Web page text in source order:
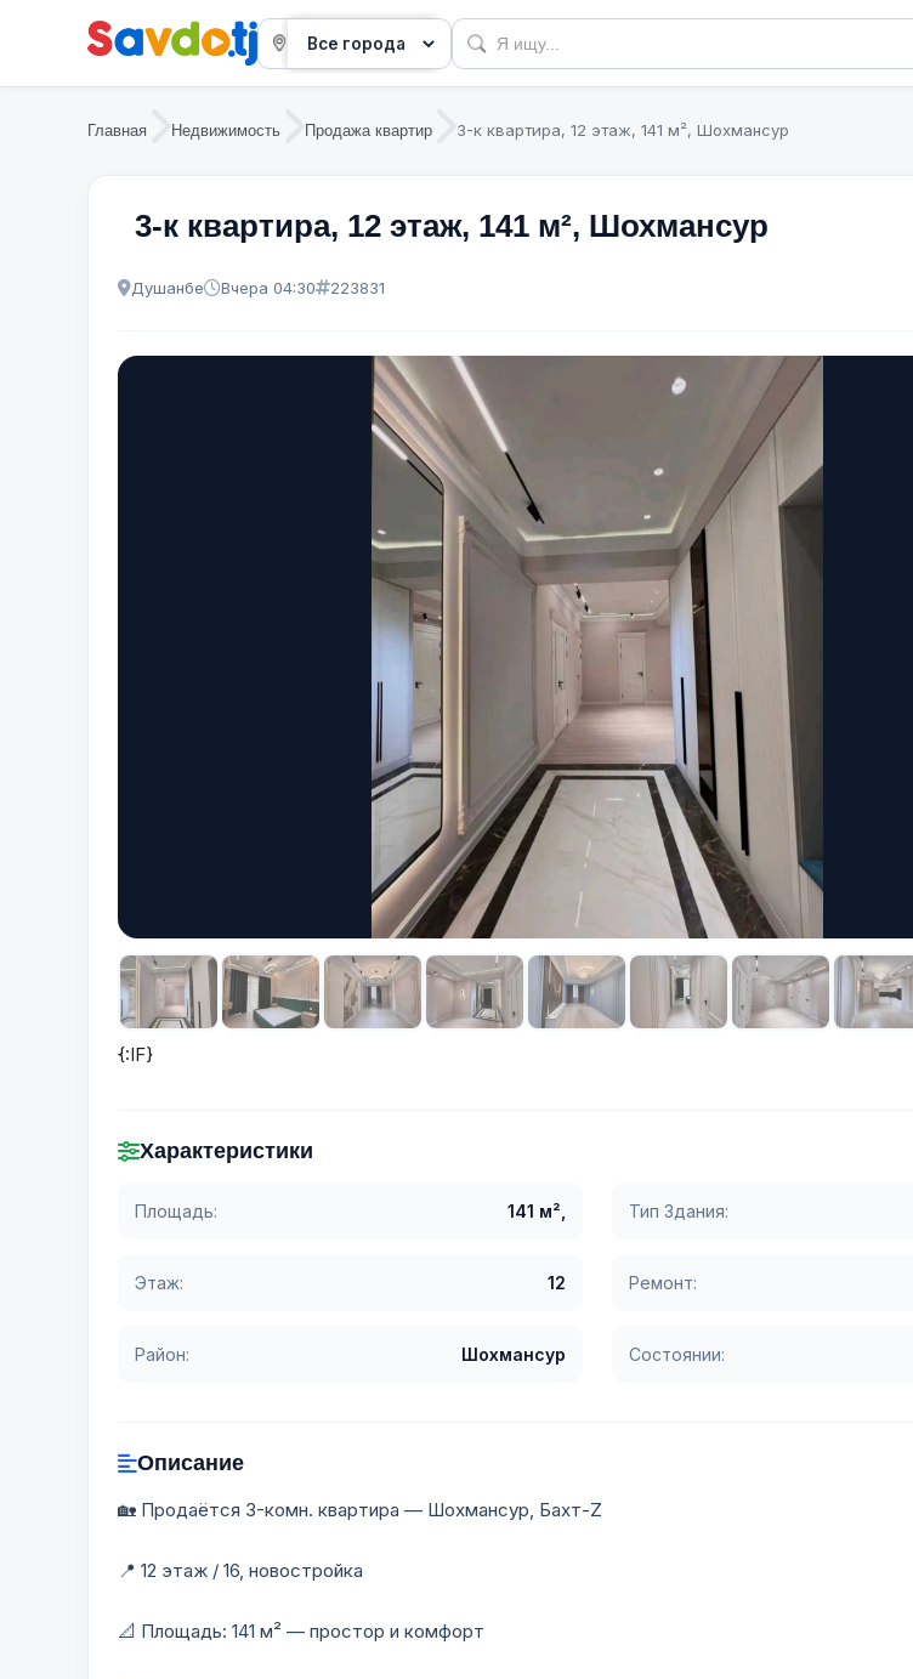
Главная Недвижимость Продажа квартир 3-к квартира, 12 этаж, 141 м², Шохмансур
3-к квартира, 12 этаж, 141 м², Шохмансур
Душанбе Вчера 04:30 223831
{:IF}
Характеристики
Площадь: 141 м², Тип Здания:
Этаж: 12 Ремонт:
Район: Шохмансур Состоянии:
Описание
🏡 Продаётся 3-комн. квартира — Шохмансур, Бахт-Z
📍 12 этаж / 16, новостройка
📐 Площадь: 141 м² — простор и комфорт